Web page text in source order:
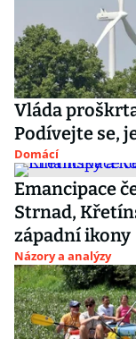
Vláda
Podívejte se,
Domácí
Emancipace
Strnad,
západní ikony
Názory a analýzy